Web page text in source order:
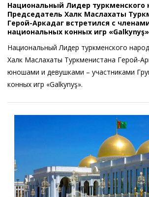
Национальный Лидер туркменского
Председатель Халк Маслахаты
Герой-Аркадаг встретился с
национальных конных игр «Galkynyş»
Национальный Лидер туркменского
Халк Маслахаты Туркменистана Герой-
юношами и девушками – участниками
конных игр «Galkynyş».